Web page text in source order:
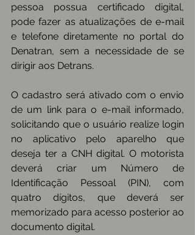
pessoa possua certificado digital,
pode fazer as atualizações de e-mail
e telefone diretamente no portal do
Denatran, sem a necessidade de se
dirigir aos Detrans.
O cadastro será ativado com o envio
de um link para o e-mail informado,
solicitando que o usuário realize login
no aplicativo pelo aparelho que
deseja ter a CNH digital. O motorista
deverá criar um Número de
Identificação Pessoal (PIN), com
quatro dígitos, que deverá ser
memorizado para acesso posterior ao
documento digital.